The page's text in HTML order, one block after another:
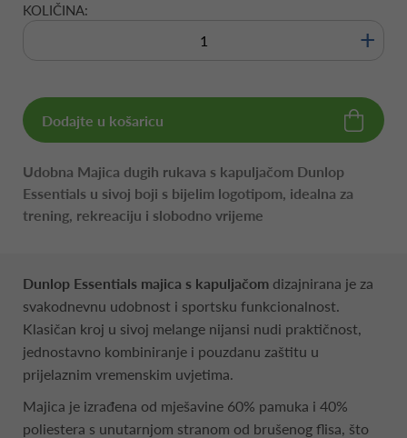
KOLIČINA:
+
Dodajte u košaricu
Udobna Majica dugih rukava s kapuljačom Dunlop
Essentials u sivoj boji s bijelim logotipom, idealna za
trening, rekreaciju i slobodno vrijeme
Dunlop Essentials majica s kapuljačom dizajnirana je za
svakodnevnu udobnost i sportsku funkcionalnost.
Klasičan kroj u sivoj melange nijansi nudi praktičnost,
jednostavno kombiniranje i pouzdanu zaštitu u
prijelaznim vremenskim uvjetima.
Majica je izrađena od mješavine 60% pamuka i 40%
poliestera s unutarnjom stranom od brušenog flisa, što